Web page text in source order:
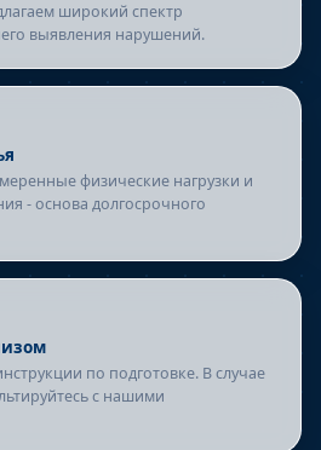
широкий спектр
выявления нарушений.
физические нагрузки и
- основа долгосрочного
по подготовке. В случае
с нашими